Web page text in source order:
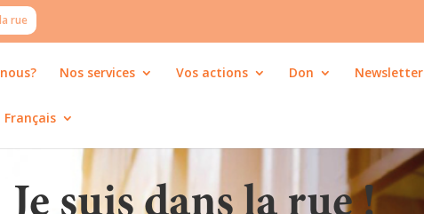
rue
Nos services Vos actions Don Newsletter
Français